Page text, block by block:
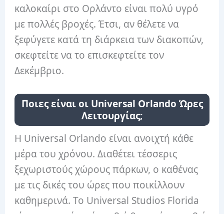
καλοκαίρι στο Ορλάντο είναι πολύ υγρό
με πολλές βροχές. Έτσι, αν θέλετε να
ξεφύγετε κατά τη διάρκεια των διακοπών,
σκεφτείτε να το επισκεφτείτε τον
Δεκέμβριο.
Ποιες είναι οι Universal Orlando Ώρες
Λειτουργίας;
Η Universal Orlando είναι ανοιχτή κάθε
μέρα του χρόνου. Διαθέτει τέσσερις
ξεχωριστούς χώρους πάρκων, ο καθένας
με τις δικές του ώρες που ποικίλλουν
καθημερινά. Το Universal Studios Florida